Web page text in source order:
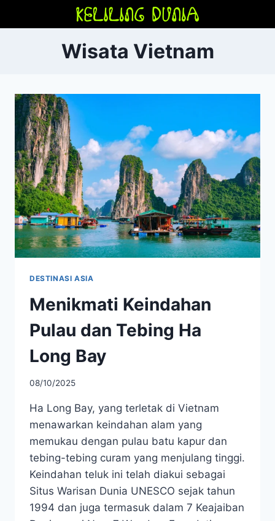
Wisata Vietnam
DESTINASI ASIA
Menikmati Keindahan
Pulau dan Tebing Ha
Long Bay
08/10/2025
​​Ha Long Bay, yang terletak di Vietnam
menawarkan keindahan alam yang
memukau dengan pulau batu kapur dan
tebing-tebing curam yang menjulang tinggi.
Keindahan teluk ini telah diakui sebagai
Situs Warisan Dunia UNESCO sejak tahun
1994 dan juga termasuk dalam 7 Keajaiban